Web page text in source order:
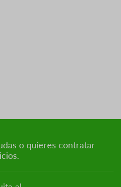
o quieres contratar